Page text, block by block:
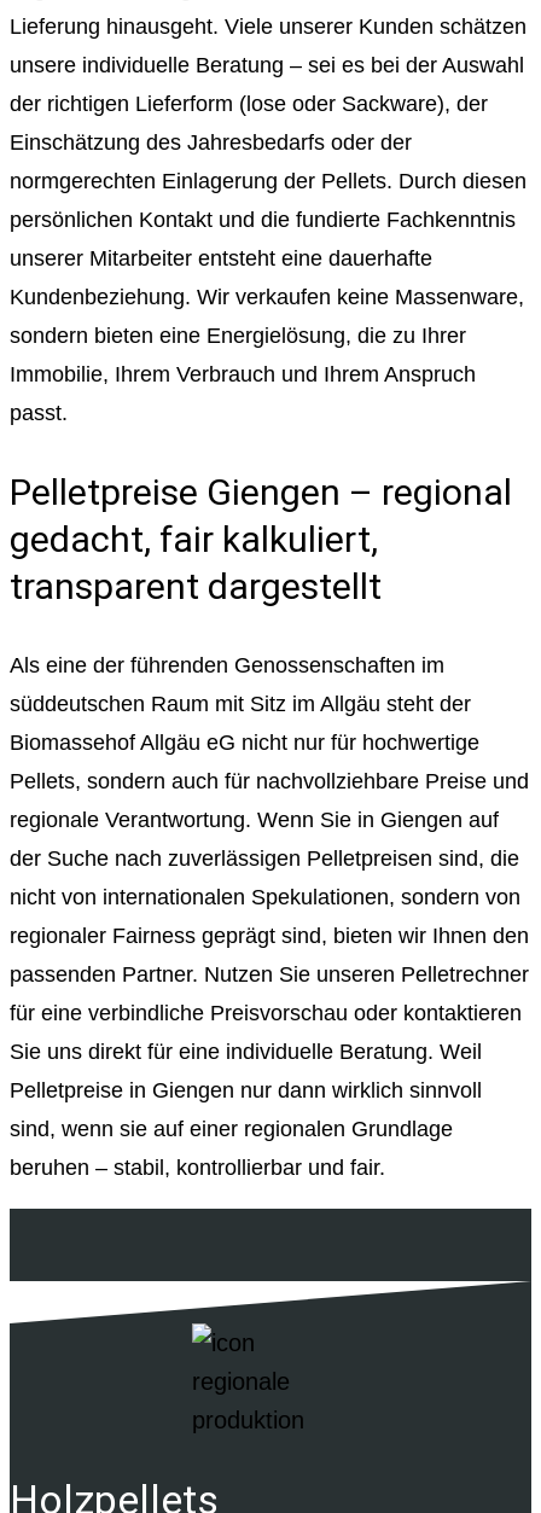
Lieferung hinausgeht. Viele unserer Kunden schätzen
unsere individuelle Beratung – sei es bei der Auswahl
der richtigen Lieferform (lose oder Sackware), der
Einschätzung des Jahresbedarfs oder der
normgerechten Einlagerung der Pellets. Durch diesen
persönlichen Kontakt und die fundierte Fachkenntnis
unserer Mitarbeiter entsteht eine dauerhafte
Kundenbeziehung. Wir verkaufen keine Massenware,
sondern bieten eine Energielösung, die zu Ihrer
Immobilie, Ihrem Verbrauch und Ihrem Anspruch
passt.
Pelletpreise Giengen – regional
gedacht, fair kalkuliert,
transparent dargestellt
Als eine der führenden Genossenschaften im
süddeutschen Raum mit Sitz im Allgäu steht der
Biomassehof Allgäu eG nicht nur für hochwertige
Pellets, sondern auch für nachvollziehbare Preise und
regionale Verantwortung. Wenn Sie in Giengen auf
der Suche nach zuverlässigen Pelletpreisen sind, die
nicht von internationalen Spekulationen, sondern von
regionaler Fairness geprägt sind, bieten wir Ihnen den
passenden Partner. Nutzen Sie unseren Pelletrechner
für eine verbindliche Preisvorschau oder kontaktieren
Sie uns direkt für eine individuelle Beratung. Weil
Pelletpreise in Giengen nur dann wirklich sinnvoll
sind, wenn sie auf einer regionalen Grundlage
beruhen – stabil, kontrollierbar und fair.
Holzpellets